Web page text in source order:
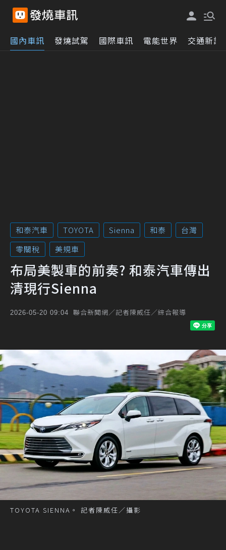
國內車訊 發燒試駕 國際車訊 電能世界 交通新訊
和泰汽車 TOYOTA Sienna 和泰
台灣
零關稅
美規車
布局美製車的前奏? 和泰汽車傳出
清現行Sienna
2026-05-20 09:04 聯合新聞網／記者陳威任／綜合報導
TOYOTA SIENNA。 記者陳威任／攝影